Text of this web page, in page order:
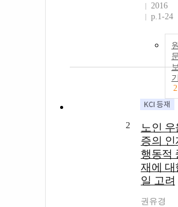
2016
p.1-24
2
2
노인 우
증의 인
행동적
재에 대
일 고려
권유경